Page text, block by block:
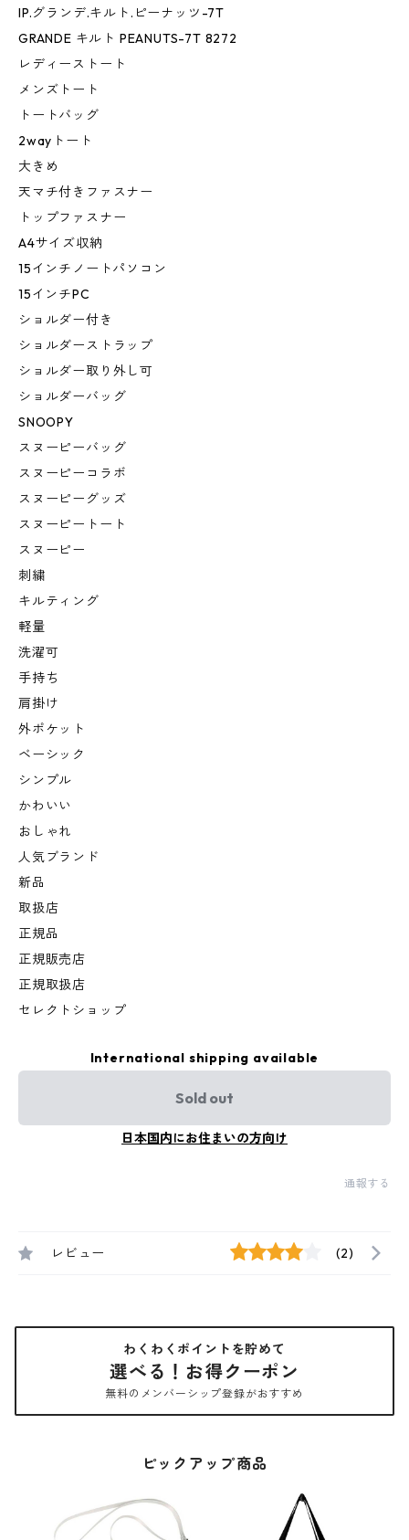
IP.グランデ.キルト.ピーナッツ-7T
GRANDE キルト PEANUTS-7T 8272
レディーストート
メンズトート
トートバッグ
2wayトート
大きめ
天マチ付きファスナー
トップファスナー
A4サイズ収納
15インチノートパソコン
15インチPC
ショルダー付き
ショルダーストラップ
ショルダー取り外し可
ショルダーバッグ
SNOOPY
スヌーピーバッグ
スヌーピーコラボ
スヌーピーグッズ
スヌーピートート
スヌーピー
刺繍
キルティング
軽量
洗濯可
手持ち
肩掛け
外ポケット
ベーシック
シンプル
かわいい
おしゃれ
人気ブランド
新品
取扱店
正規品
正規販売店
正規取扱店
セレクトショップ
International shipping available
Sold out
日本国内にお住まいの方向け
通報する
レビュー (2)
わくわくポイントを貯めて
選べる！お得クーポン
無料のメンバーシップ登録がおすすめ
ピックアップ商品